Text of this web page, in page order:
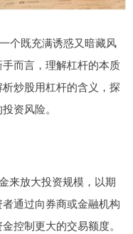
个既充满诱惑又暗藏风
而言，理解杠杆的本质
炒股用杠杆的含义，探
资风险。
来放大投资规模，以期
通过向券商或金融机构
控制更大的交易额度。